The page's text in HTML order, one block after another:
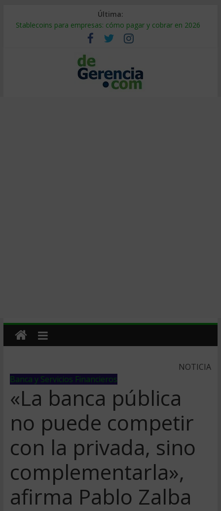
Última:
Stablecoins para empresas: cómo pagar y cobrar en 2026
Despido silencioso: qué es y por qué sale tan caro
IA en selección de personal: cómo auditarla a tiempo
Trabajo forzoso en la cadena de suministro: qué hacer
Mercado hispano de EE. UU.: cómo segmentarlo y venderle
NOTICIA
Banca y Servicios Financieros
«La banca pública
no puede competir
con la privada, sino
complementarla»,
afirma Pablo Zalba